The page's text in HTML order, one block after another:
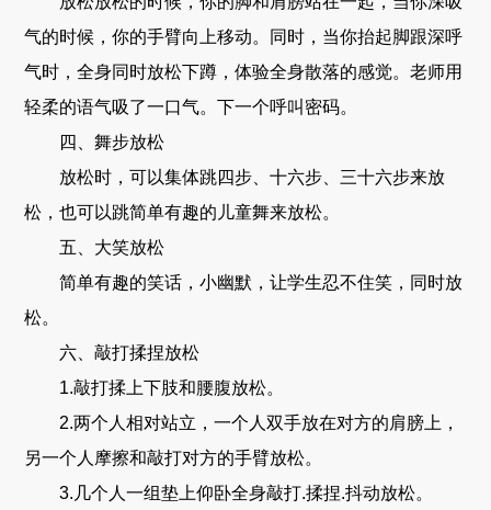
气的时候，你的手臂向上移动。同时，当你抬起脚跟深呼
气时，全身同时放松下蹲，体验全身散落的感觉。老师用
轻柔的语气吸了一口气。下一个呼叫密码。
四、舞步放松
放松时，可以集体跳四步、十六步、三十六步来放
松，也可以跳简单有趣的儿童舞来放松。
五、大笑放松
简单有趣的笑话，小幽默，让学生忍不住笑，同时放
松。
六、敲打揉捏放松
1.敲打揉上下肢和腰腹放松。
2.两个人相对站立，一个人双手放在对方的肩膀上，
另一个人摩擦和敲打对方的手臂放松。
3.几个人一组垫上仰卧全身敲打.揉捏.抖动放松。